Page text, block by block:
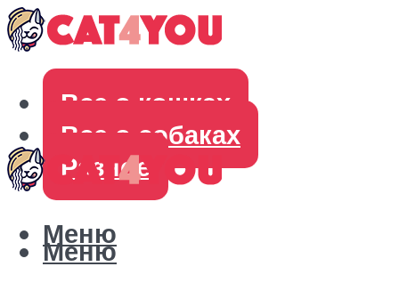
Все о кошках
Все о собаках
Разное
Меню
Меню